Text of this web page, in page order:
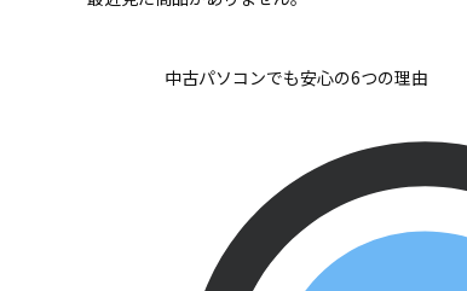
中古パソコンでも安心の6つの理由